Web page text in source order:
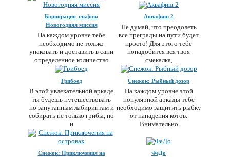
Корпорация эльфов:
Новогодняя миссия
На каждом уровне тебе
необходимо не только
упаковать и доставить в сани
определенное количество
подарков, но и
Аквафиш 2
Не думай, что преодолеть
все преграды на пути будет
просто! Для этого тебе
понадобится вся твоя
смекалка,
Грибоед
В этой увлекательной аркаде
ты будешь путешествовать
по запутанным лабиринтам и
собирать не только грибы, но
и
Снежок: Рыбный дозор
На каждом уровне этой
популярной аркады тебе
необходимо защитить рыбку
от нападения котов.
Внимательно
Снежок: Приключения на
ФеДо